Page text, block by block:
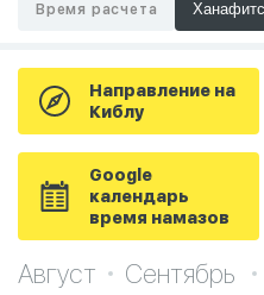
Время расчета
Направление на
Киблу
Google
календарь
время намазов
Август Сентябрь